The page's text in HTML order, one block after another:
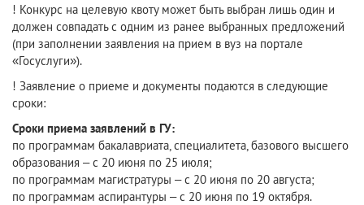
! Конкурс на целевую квоту может быть выбран лишь один и
должен совпадать с одним из ранее выбранных предложений
(при заполнении заявления на прием в вуз на портале
«Госуслуги»).
! Заявление о приеме и документы подаются в следующие
сроки:
Сроки приема заявлений в ГУ:
по программам бакалавриата, специалитета, базового высшего
образования – с 20 июня по 25 июля;
по программам магистратуры – с 20 июня по 20 августа;
по программам аспирантуры – с 20 июня по 19 октября.